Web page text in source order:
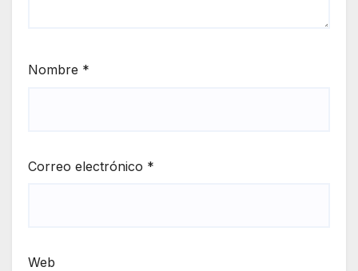
Nombre *
Correo electrónico *
Web